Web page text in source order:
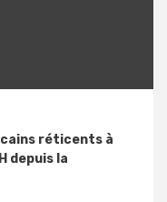
réticents à
depuis la